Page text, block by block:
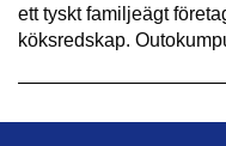
ett tyskt familjeägt
köksredskap.